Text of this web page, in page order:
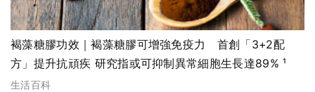
褐藻糖膠功效｜褐藻糖膠可增強免疫力 首創「3+2配
方」提升抗頑疾 研究指或可抑制異常細胞生長達89% ¹
生活百科